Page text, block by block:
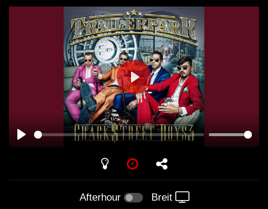
PLAY
PLAY
Afterhour Breit